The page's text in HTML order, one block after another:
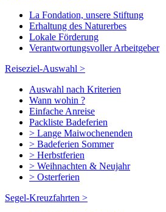
La Fondation, unsere Stiftung
Erhaltung des Naturerbes
Lokale Förderung
Verantwortungsvoller Arbeitgeber
Reiseziel-Auswahl >
Auswahl nach Kriterien
Wann wohin ?
Einfache Anreise
Packliste Badeferien
> Lange Maiwochenenden
> Badeferien Sommer
> Herbstferien
> Weihnachten & Neujahr
> Osterferien
Segel-Kreuzfahrten >